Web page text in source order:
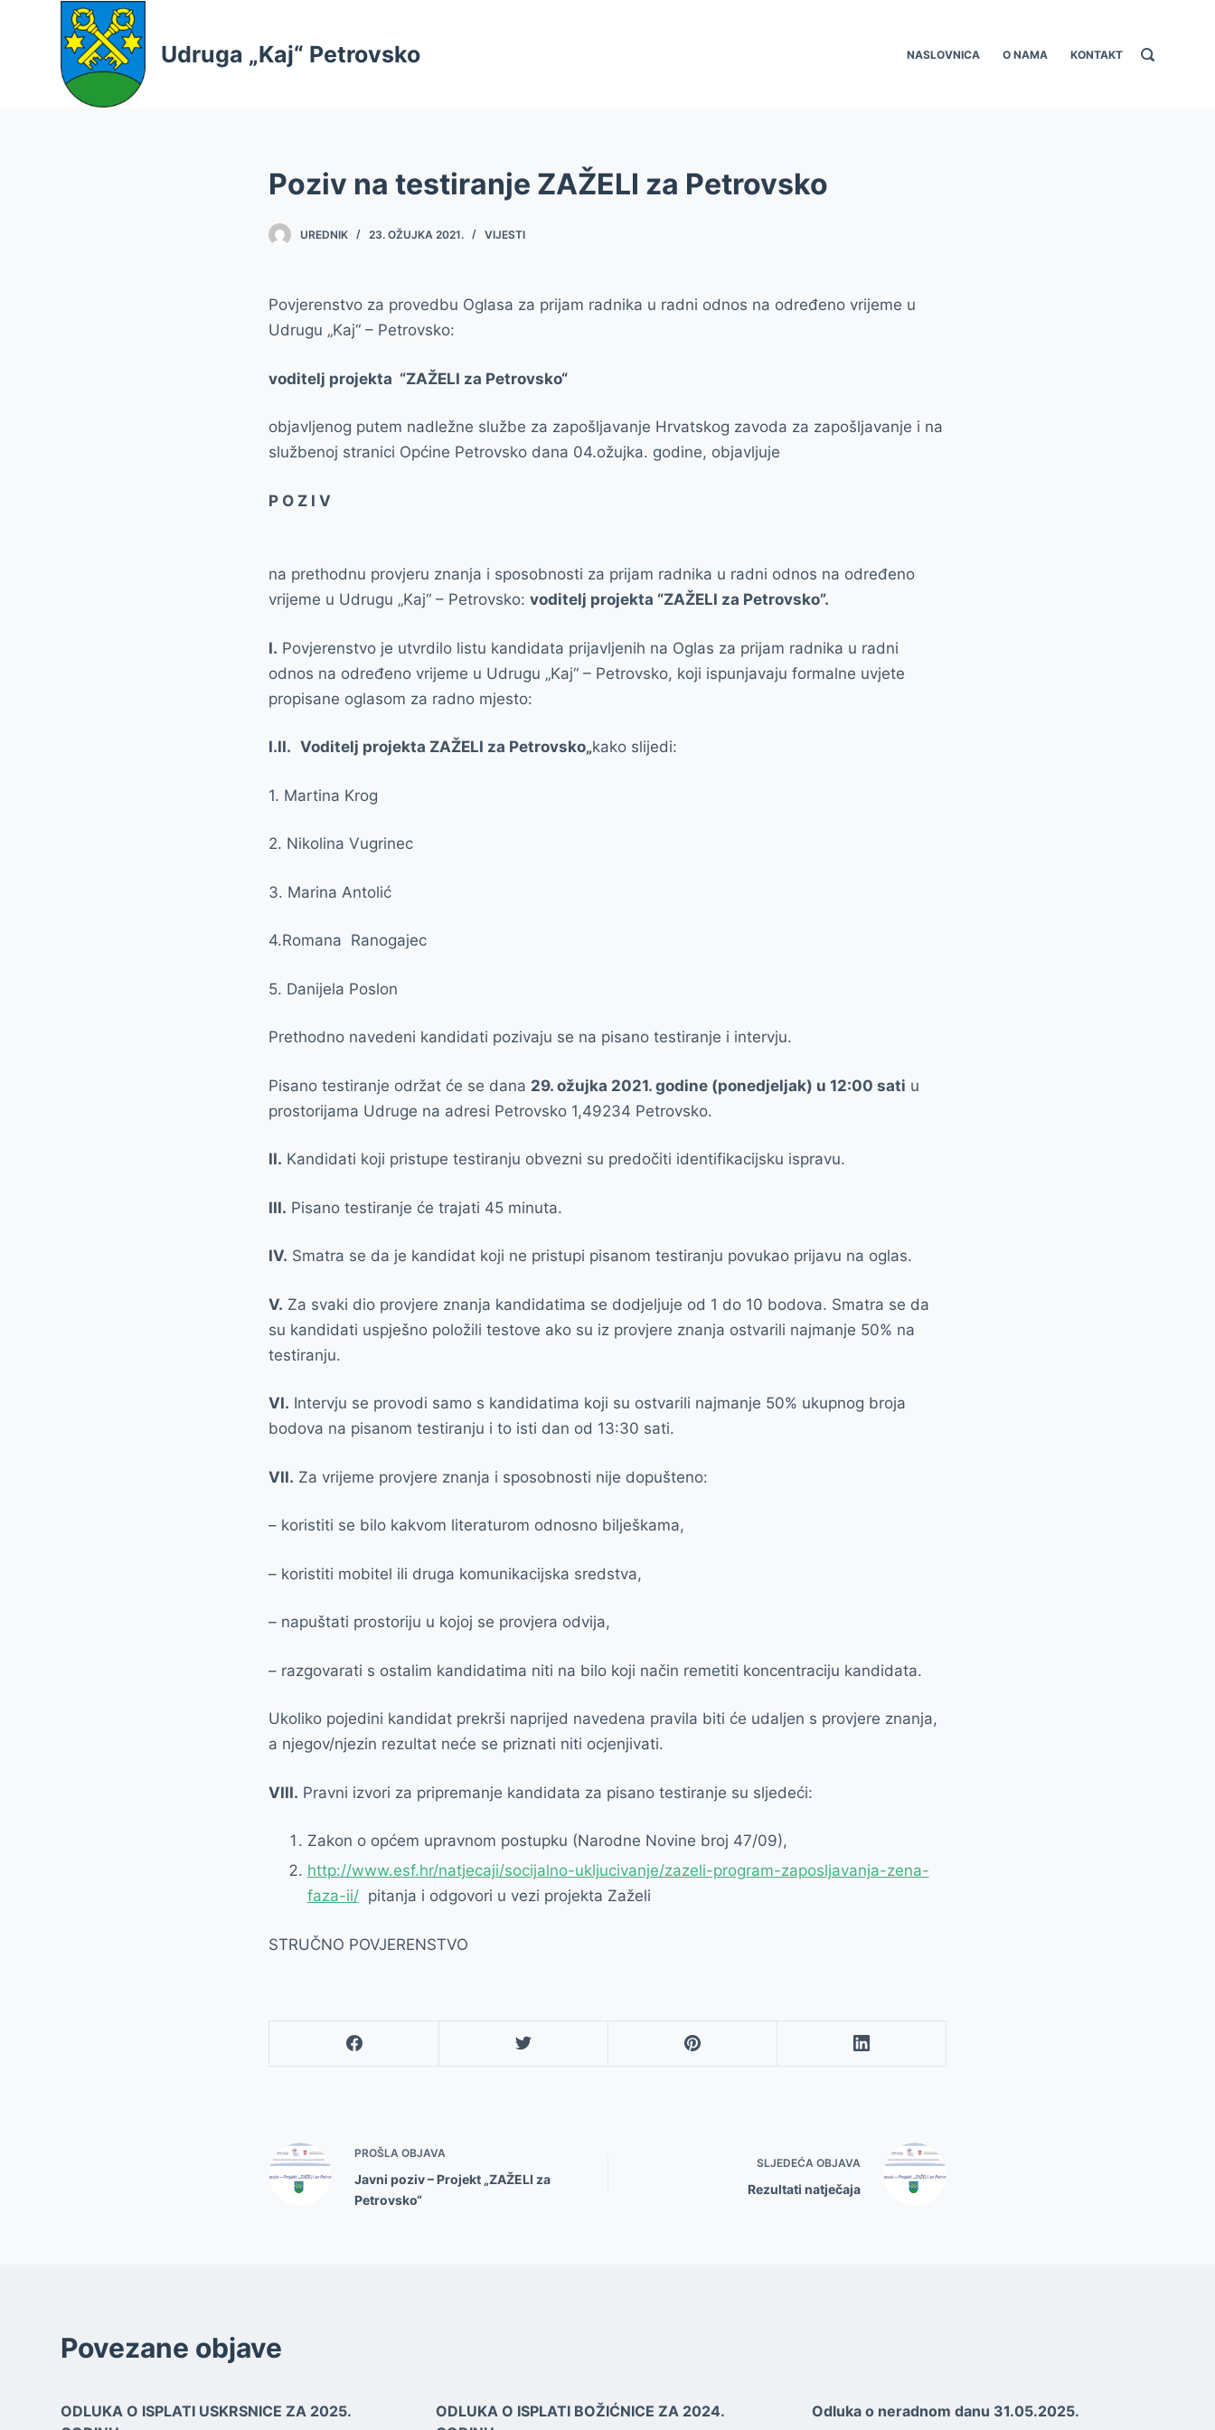
Udruga „Kaj“ Petrovsko NASLOVNICA O NAMA KONTAKT
Poziv na testiranje ZAŽELI za Petrovsko
UREDNIK 23. OŽUJKA 2021. VIJESTI
Povjerenstvo za provedbu Oglasa za prijam radnika u radni odnos na određeno vrijeme u
Udrugu „Kaj“ – Petrovsko:
voditelj projekta “ZAŽELI za Petrovsko“
objavljenog putem nadležne službe za zapošljavanje Hrvatskog zavoda za zapošljavanje i na
službenoj stranici Općine Petrovsko dana 04.ožujka. godine, objavljuje
P O Z I V
na prethodnu provjeru znanja i sposobnosti za prijam radnika u radni odnos na određeno
vrijeme u Udrugu „Kaj“ – Petrovsko: voditelj projekta “ZAŽELI za Petrovsko”.
I. Povjerenstvo je utvrdilo listu kandidata prijavljenih na Oglas za prijam radnika u radni
odnos na određeno vrijeme u Udrugu „Kaj“ – Petrovsko, koji ispunjavaju formalne uvjete
propisane oglasom za radno mjesto:
I.II. Voditelj projekta ZAŽELI za Petrovsko„kako slijedi:
1. Martina Krog
2. Nikolina Vugrinec
3. Marina Antolić
4.Romana Ranogajec
5. Danijela Poslon
Prethodno navedeni kandidati pozivaju se na pisano testiranje i intervju.
Pisano testiranje održat će se dana 29. ožujka 2021. godine (ponedjeljak) u 12:00 sati u
prostorijama Udruge na adresi Petrovsko 1,49234 Petrovsko.
II. Kandidati koji pristupe testiranju obvezni su predočiti identifikacijsku ispravu.
III. Pisano testiranje će trajati 45 minuta.
IV. Smatra se da je kandidat koji ne pristupi pisanom testiranju povukao prijavu na oglas.
V. Za svaki dio provjere znanja kandidatima se dodjeljuje od 1 do 10 bodova. Smatra se da
su kandidati uspješno položili testove ako su iz provjere znanja ostvarili najmanje 50% na
testiranju.
VI. Intervju se provodi samo s kandidatima koji su ostvarili najmanje 50% ukupnog broja
bodova na pisanom testiranju i to isti dan od 13:30 sati.
VII. Za vrijeme provjere znanja i sposobnosti nije dopušteno:
– koristiti se bilo kakvom literaturom odnosno bilješkama,
– koristiti mobitel ili druga komunikacijska sredstva,
– napuštati prostoriju u kojoj se provjera odvija,
– razgovarati s ostalim kandidatima niti na bilo koji način remetiti koncentraciju kandidata.
Ukoliko pojedini kandidat prekrši naprijed navedena pravila biti će udaljen s provjere znanja,
a njegov/njezin rezultat neće se priznati niti ocjenjivati.
VIII. Pravni izvori za pripremanje kandidata za pisano testiranje su sljedeći:
Zakon o općem upravnom postupku (Narodne Novine broj 47/09),
http://www.esf.hr/natjecaji/socijalno-ukljucivanje/zazeli-program-zaposljavanja-zena-
faza-ii/pitanja i odgovori u vezi projekta Zaželi
STRUČNO POVJERENSTVO
PROŠLA OBJAVA
Javni poziv – Projekt „ZAŽELI za
Petrovsko“
SLJEDEĆA OBJAVA
Rezultati natječaja
Povezane objave
ODLUKA O ISPLATI USKRSNICE ZA 2025.
ODLUKA O ISPLATI BOŽIĆNICE ZA 2024.
Odluka o neradnom danu 31.05.2025.